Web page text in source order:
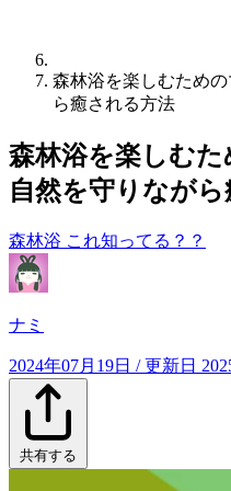
森林浴を楽しむため
ら癒される方法
森林浴を楽しむた
自然を守りなが
森林浴 これ知ってる？？
ナミ
2024年07月19日 / 更新日
共有する